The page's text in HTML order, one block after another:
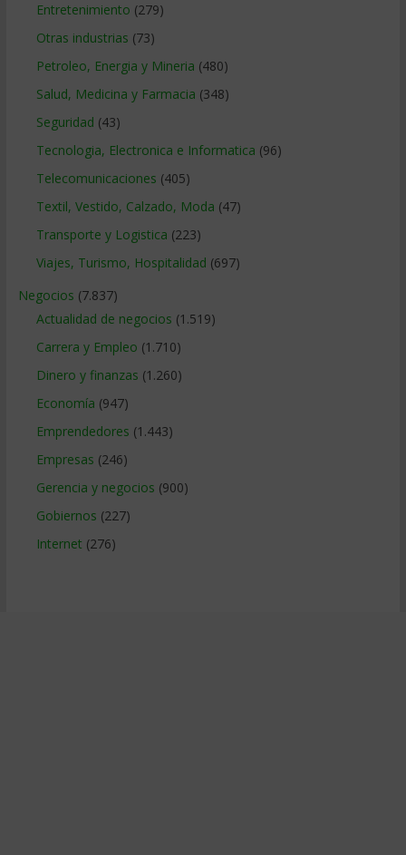
Entretenimiento (279)
Otras industrias (73)
Petroleo, Energia y Mineria (480)
Salud, Medicina y Farmacia (348)
Seguridad (43)
Tecnologia, Electronica e Informatica (96)
Telecomunicaciones (405)
Textil, Vestido, Calzado, Moda (47)
Transporte y Logistica (223)
Viajes, Turismo, Hospitalidad (697)
Negocios (7.837)
Actualidad de negocios (1.519)
Carrera y Empleo (1.710)
Dinero y finanzas (1.260)
Economía (947)
Emprendedores (1.443)
Empresas (246)
Gerencia y negocios (900)
Gobiernos (227)
Internet (276)